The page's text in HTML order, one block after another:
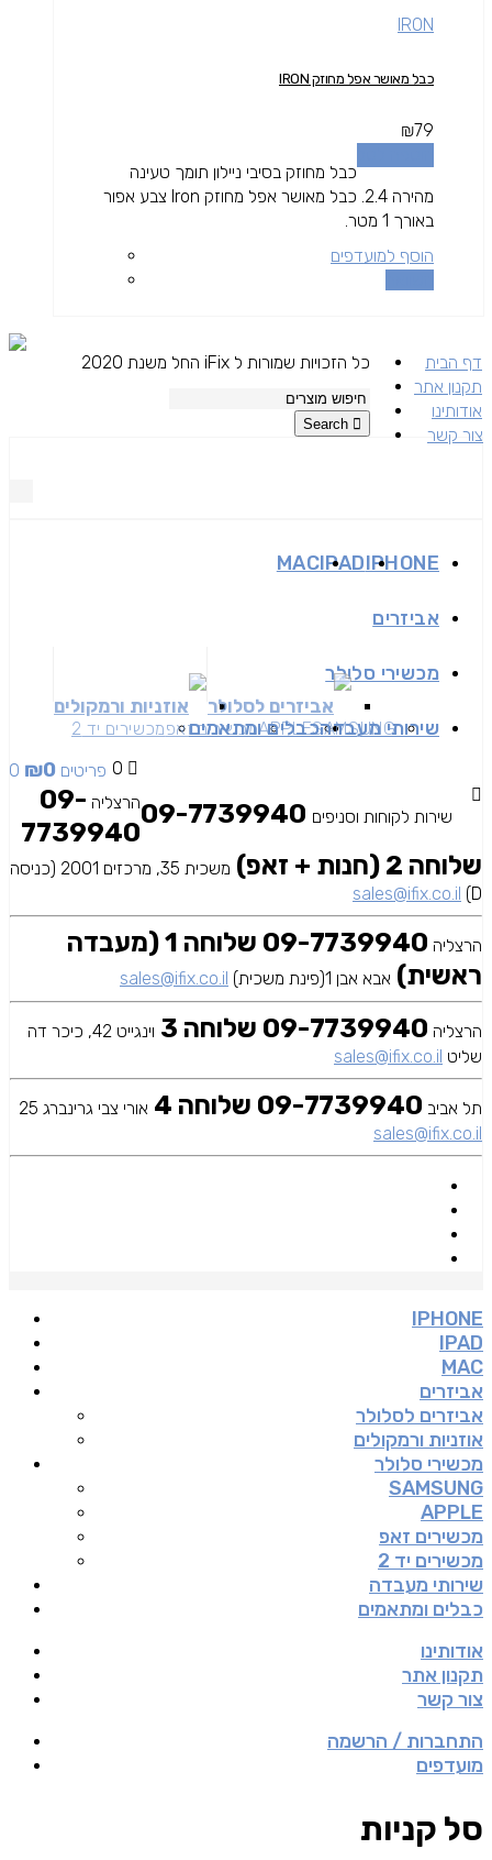
IRON
כבל מאושר אפל מחוזק IRON
₪79
כבל מחוזק בסיבי ניילון תומך טעינה
מהירה 2.4. כבל מאושר אפל מחוזק Iron צבע אפור
באורך 1 מטר.
הוסף למועדפים
דף הבית
תקנון אתר
אודותינו
צור קשר
כל הזכויות שמורות ל iFix החל משנת 2020
IPHONE
IPAD
MAC
אביזרים
אביזרים לסלולר אוזניות ורמקולים
מכשירי סלולר
SAMSUNG
APPLEמכשירים זאפמכשירים יד 2 שירותי מעבדהכבלים ומתאמים
0 0 פריטים ₪0
Search
שירות לקוחות וסניפים
הרצליה 09-
7739940
שלוחה 2 (חנות + זאפ)
משכית 35, מרכזים 2001 (כניסה
D)
sales@ifix.co.il
הרצליה
09-7739940 שלוחה 1 (מעבדה
ראשית) אבא אבן 1(פינת משכית) sales@ifix.co.il
הרצליה 09-7739940 שלוחה 3
וינגייט 42, כיכר דה
שליט sales@ifix.co.il
תל אביב 09-7739940 שלוחה 4
אורי צבי גרינברג 25
sales@ifix.co.il
IPHONE
IPAD
MAC
אביזרים
אביזרים לסלולר
אוזניות ורמקולים
מכשירי סלולר
SAMSUNG
APPLE
מכשירים זאפ
מכשירים יד 2
שירותי מעבדה
כבלים ומתאמים
אודותינו
תקנון אתר
צור קשר
התחברות / הרשמה
מועדפים
סל קניות